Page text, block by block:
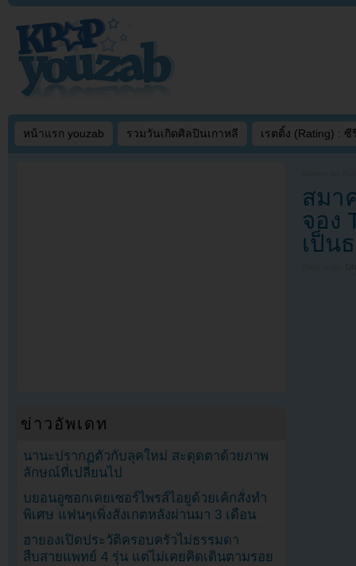
หน้าแรก youzab รวมวันเกิดศิลปินเกาหลี เรตติ้ง (Rating) : ซี
สมา
จอง
เป็น
ข่าวอัพเดท
นานะปรากฏตัวกับลุคใหม่ สะดุดตาด้วยภาพ
ลักษณ์ที่เปลี่ยนไป
บยอนอูซอกเคยเซอร์ไพรส์ไอยูด้วยเค้กสั่งทำ
พิเศษ แฟนๆเพิ่งสังเกตหลังผ่านมา 3 เดือน
ฮายองเปิดประวัติครอบครัวไม่ธรรมดา
สืบสายแพทย์ 4 รุ่น แต่ไม่เคยคิดเดินตามรอย